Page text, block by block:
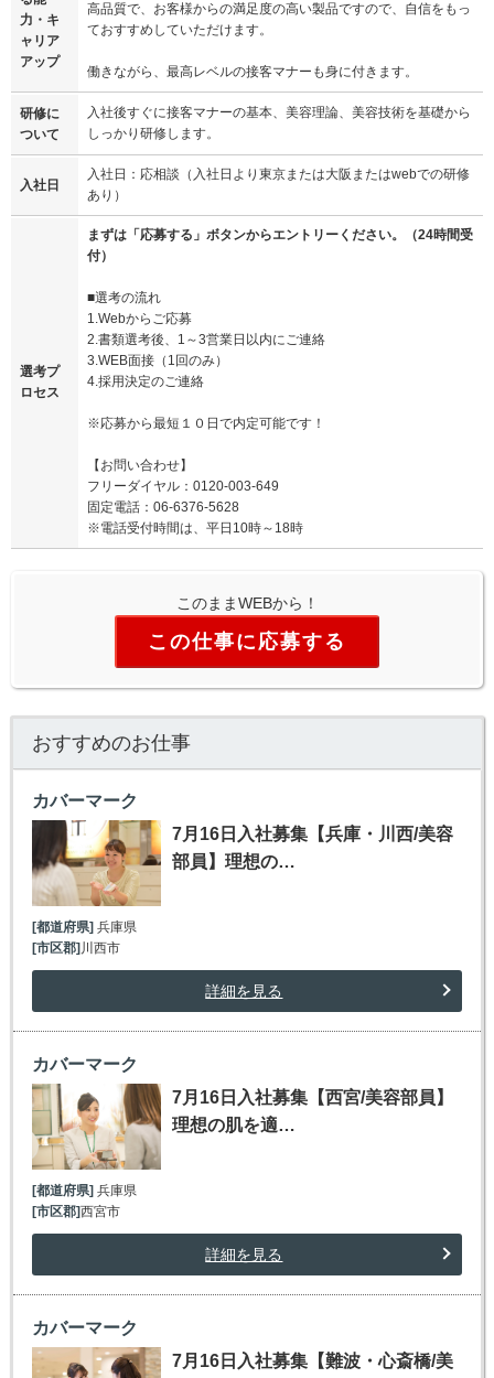
力・キ
ャリア
アップ
高品質で、お客様からの満足度の高い製品ですので、自信をもっ
ておすすめしていただけます。
働きながら、最高レベルの接客マナーも身に付きます。
研修に
ついて
入社後すぐに接客マナーの基本、美容理論、美容技術を基礎から
しっかり研修します。
入社日
入社日：応相談（入社日より東京または大阪またはwebでの研修
あり）
選考プ
ロセス
まずは「応募する」ボタンからエントリーください。（24時間受
付）
■選考の流れ
1.Webからご応募
2.書類選考後、1～3営業日以内にご連絡
3.WEB面接（1回のみ）
4.採用決定のご連絡
※応募から最短１０日で内定可能です！
【お問い合わせ】
フリーダイヤル：0120-003-649
固定電話：06-6376-5628
※電話受付時間は、平日10時～18時
このままWEBから！
この仕事に応募する
おすすめのお仕事
カバーマーク
7月16日入社募集【兵庫・川西/美容
部員】理想の…
[都道府県] 兵庫県
[市区郡] 川西市
詳細を見る
カバーマーク
7月16日入社募集【西宮/美容部員】
理想の肌を適…
[都道府県] 兵庫県
[市区郡]西宮市
詳細を見る
カバーマーク
7月16日入社募集【難波・心斎橋/美